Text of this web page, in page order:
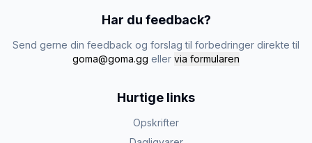
Har du feedback?
Send gerne din feedback og forslag til forbedringer direkte til
goma@goma.gg eller via formularen
Hurtige links
Opskrifter